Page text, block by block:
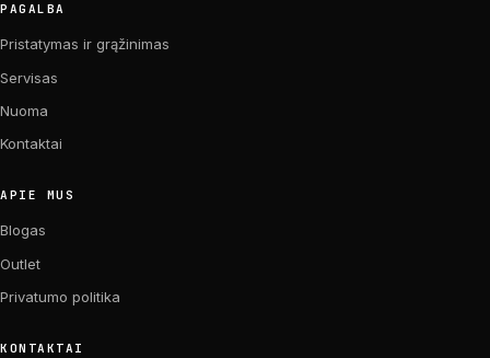
PAGALBA
Pristatymas ir grąžinimas
Servisas
Nuoma
Kontaktai
APIE MUS
Blogas
Outlet
Privatumo politika
KONTAKTAI